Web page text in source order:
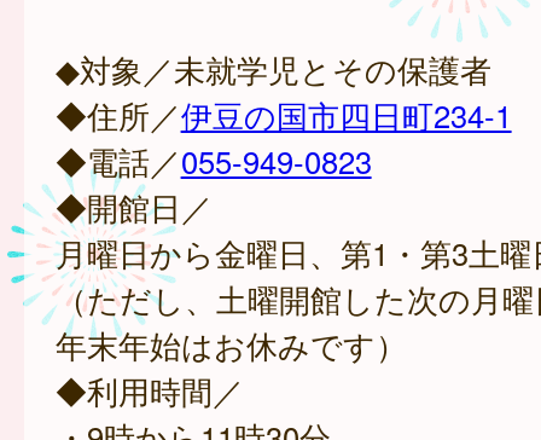
◆対象／未就学児とその保護者
◆住所／伊豆の国市四日町234-1
◆電話／055-949-0823
◆開館日／
月曜日から金曜日、第1・第3土曜
（ただし、土曜開館した次の月
年末年始はお休みです）
◆利用時間／